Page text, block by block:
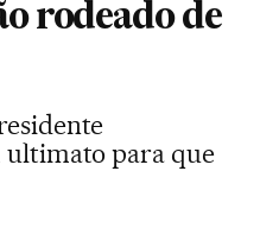
rodeado de
ultimato para que